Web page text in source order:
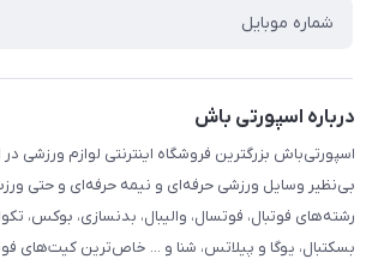
شرایط بازگردانی کالا
درباره اسپورتی باش
اسپورتی‌باش بزرگترین فروشگاه اینترنتی لوازم ورزشی
بی‌نظیر وسایل ورزشی حرفه‌ای و نیمه حرفه‌ای و حتی
رشته‌های فوتبال، فوتسال، والیبال، بدنسازی، بوکس،
بسکتبال، یوگا و پیلاتس، شنا و ... خاص‌ترین کیت‌های